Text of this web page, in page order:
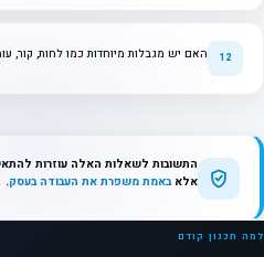
האם יש מגבלות מיוחדות כמו לחות, קור,
התשובות לשאלות האלה עוזרות
אלאבאמת משפרת את העבודה בעסק.
למה תכנון קודם